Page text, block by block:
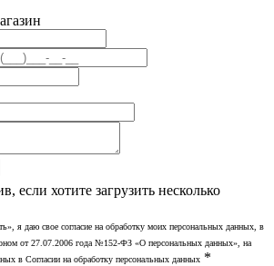
если хотите загрузить несколько
я даю свое согласие на обработку моих персональных данных, в
от 27.07.2006 года №152-ФЗ «О персональных данных», на
в Согласии на обработку персональных данных *